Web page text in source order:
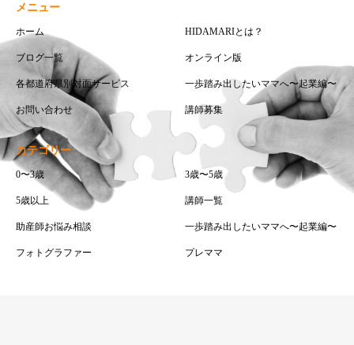
メニュー
ホーム HIDAMARIとは？
ブログ一覧 オンライン版
各都道府県別対面サービス 一歩踏み出したいママへ〜起業編〜
お問い合わせ 講師募集
カテゴリー
0〜3歳 3歳〜5歳
5歳以上 講師一覧
助産師お悩み相談 一歩踏み出したいママへ〜起業編〜
フォトグラファー プレママ